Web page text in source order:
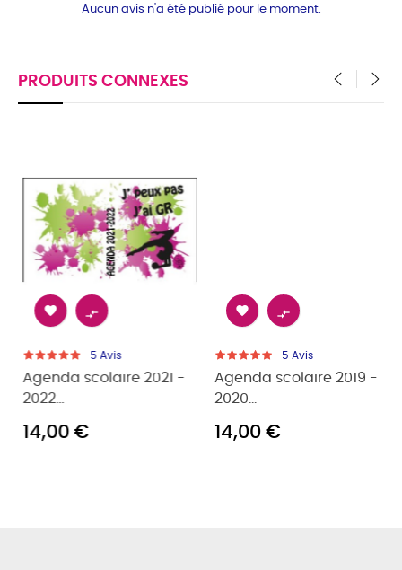
Aucun avis n'a été publié pour le moment.
PRODUITS CONNEXES
 
5Avis
Agenda scolaire 2021 -
2022...
14,00 €
 
5Avis
Agenda scolaire 2019 -
2020...
14,00 €